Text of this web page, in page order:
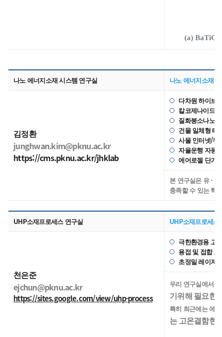
(a) BaTiO
나노 에너지소재 시스템 연구실 나노 에너지소재
김정환
junghwan.kim@pknu.ac.kr
https://cms.pknu.ac.kr/jhklab
다차원 하이브
칼코제나이드
질화붕소나노
건물 일체형 태
사물 인터넷/무
자율운행 자동
에어로젤 단가
본 연구실은 유 ·
충족할 수 있는 핵
UHP소재프로세스 연구실 UHP소재프로세스
천은준
ejchun@pknu.ac.kr
https://sites.google.com/view/uhp-process
극한환경용 고
용접 및 접합
초정밀 레이저
우리 연구실에서
기위해 필요한
특히 최근에는 에
는고온결함현